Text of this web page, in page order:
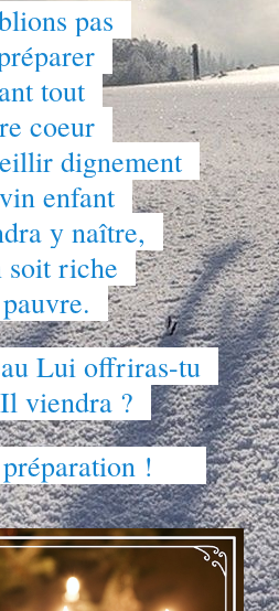
pas
tout
coeur
dignement
enfant
y naître,
riche
Lui offriras-tu
viendra ?
!